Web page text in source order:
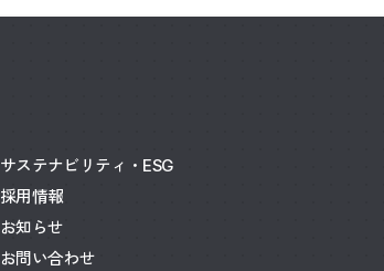
サステナビリティ・ESG
採用情報
お知らせ
お問い合わせ